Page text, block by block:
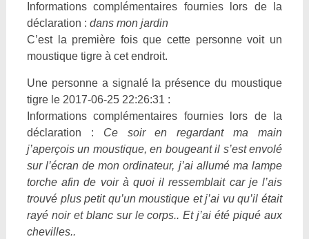
Informations complémentaires fournies lors de la
déclaration : dans mon jardin
C’est la première fois que cette personne voit un
moustique tigre à cet endroit.
Une personne a signalé la présence du moustique
tigre le 2017-06-25 22:26:31 :
Informations complémentaires fournies lors de la
déclaration : Ce soir en regardant ma main
j’aperçois un moustique, en bougeant il s’est envolé
sur l’écran de mon ordinateur, j’ai allumé ma lampe
torche afin de voir à quoi il ressemblait car je l’ais
trouvé plus petit qu’un moustique et j’ai vu qu’il était
rayé noir et blanc sur le corps.. Et j’ai été piqué aux
chevilles..